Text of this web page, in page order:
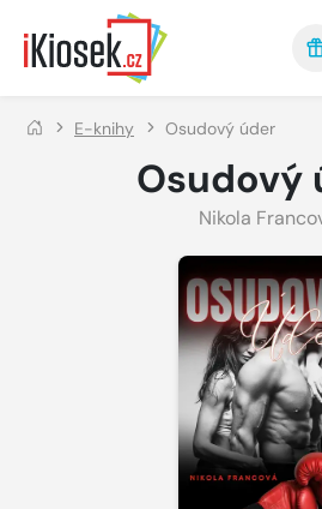
Přejít na hlavní obsah
E-knihy Osudový úder
Osudový
Nikola